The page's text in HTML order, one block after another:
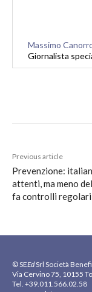
Massimo
Giornalista
Previous article
Prevenzione:
attenti, ma meno
fa controlli regolari
© SEEdSrl Società
Via Cervino 75, 10155
Tel. +39.011.566.02.58